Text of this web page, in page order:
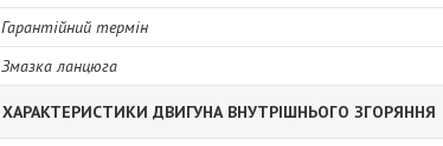
Гарантійний термін
Змазка ланцюга
ХАРАКТЕРИСТИКИ ДВИГУНА ВНУТРІШНЬОГО ЗГОРЯННЯ